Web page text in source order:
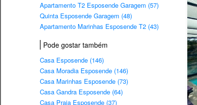
Apartamento T2 Esposende Garagem (57)
Quinta Esposende Garagem (48)
Apartamento Marinhas Esposende T2 (43)
Pode gostar também
Casa Esposende (146)
Casa Moradia Esposende (146)
Casa Marinhas Esposende (73)
Casa Gandra Esposende (64)
Casa Praia Esposende (37)